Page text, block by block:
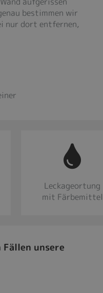
bestimmen wir
nur dort entfernen,
Leckageortung
mit Färbemittel
unsere